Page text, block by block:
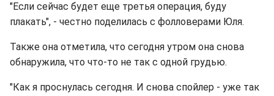
"Если сейчас будет еще третья операция, буду
плакать", - честно поделилась с фолловерами Юля.
Также она отметила, что сегодня утром она снова
обнаружила, что что-то не так с одной грудью.
"Как я проснулась сегодня. И снова спойлер - уже так